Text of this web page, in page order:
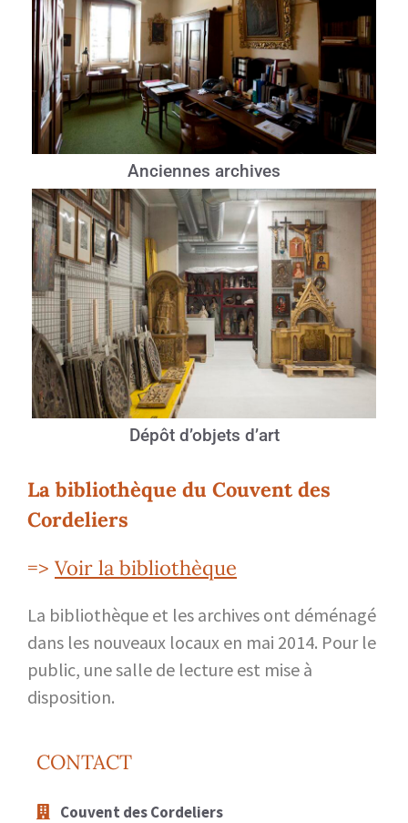
Anciennes archives
Dépôt d’objets d’art
La bibliothèque du Couvent des
Cordeliers
=> Voir la bibliothèque
La bibliothèque et les archives ont déménagé
dans les nouveaux locaux en mai 2014. Pour le
public, une salle de lecture est mise à
disposition.
CONTACT
Couvent des Cordeliers